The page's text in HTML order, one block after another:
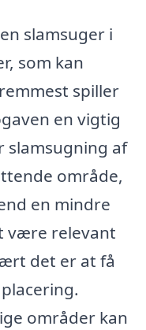
slamsuger i
som kan
spiller
en vigtig
slamsugning af
område,
en mindre
være relevant
det er at få
områder kan